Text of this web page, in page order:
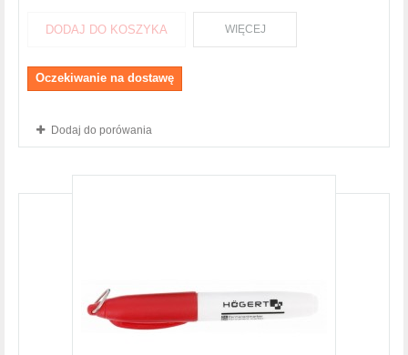
DODAJ DO KOSZYKA WIĘCEJ
Oczekiwanie na dostawę
Dodaj do porówania